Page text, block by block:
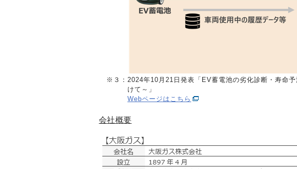
※３： 2024年10月21日発表「EV蓄電池の劣化診断・寿命
けて～」
Webページはこちら
会社概要